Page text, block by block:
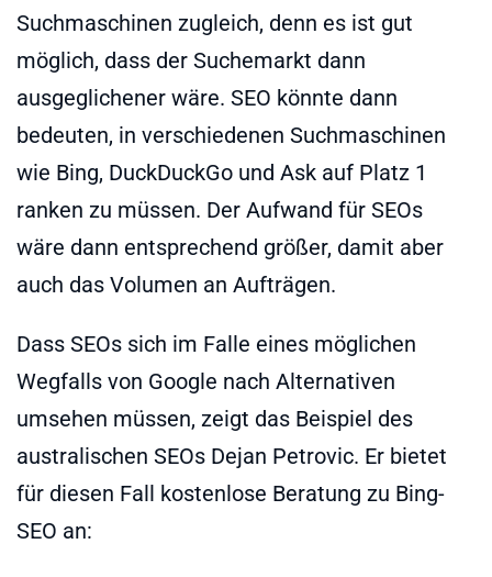
Suchmaschinen zugleich, denn es ist gut
möglich, dass der Suchemarkt dann
ausgeglichener wäre. SEO könnte dann
bedeuten, in verschiedenen Suchmaschinen
wie Bing, DuckDuckGo und Ask auf Platz 1
ranken zu müssen. Der Aufwand für SEOs
wäre dann entsprechend größer, damit aber
auch das Volumen an Aufträgen.
Dass SEOs sich im Falle eines möglichen
Wegfalls von Google nach Alternativen
umsehen müssen, zeigt das Beispiel des
australischen SEOs Dejan Petrovic. Er bietet
für diesen Fall kostenlose Beratung zu Bing-
SEO an: